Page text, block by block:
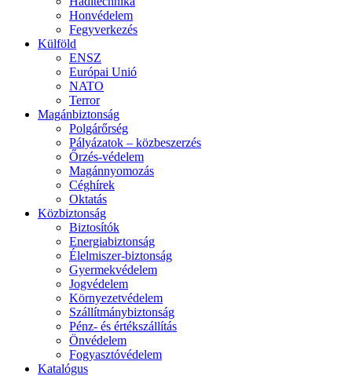
Honvédelem
Fegyverkezés
Külföld
ENSZ
Európai Unió
NATO
Terror
Magánbiztonság
Polgárőrség
Pályázatok – közbeszerzés
Őrzés-védelem
Magánnyomozás
Céghírek
Oktatás
Közbiztonság
Biztosítók
Energiabiztonság
Élelmiszer-biztonság
Gyermekvédelem
Jogvédelem
Környezetvédelem
Szállítmánybiztonság
Pénz- és értékszállítás
Önvédelem
Fogyasztóvédelem
Katalógus